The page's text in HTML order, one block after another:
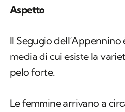
Aspetto
Il Segugio dell’Appennino
media di cui esiste la
pelo forte.
Le femmine arrivano a